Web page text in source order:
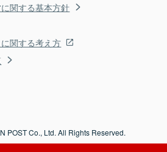
関する基本方針
関する考え方
POST Co., Ltd. All Rights Reserved.